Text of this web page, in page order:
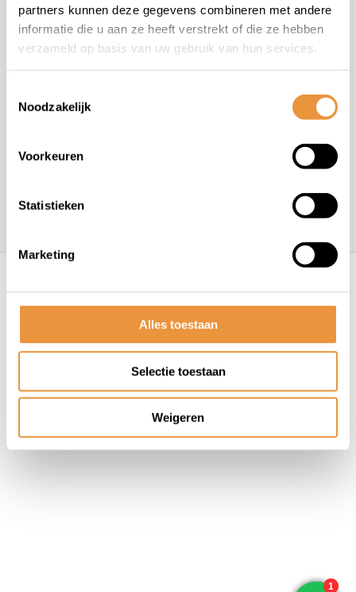
partners kunnen deze gegevens combineren met andere
informatie die u aan ze heeft verstrekt of die ze hebben
verzameld op basis van uw gebruik van hun services.
Noodzakelijk
Voorkeuren
Statistieken
Marketing
Alles toestaan
Selectie toestaan
Weigeren
+31 78 780 2330
info@artsloten.nl
Algemene voorwaarden Disclaimer
Privacy
Policy
Sitemap